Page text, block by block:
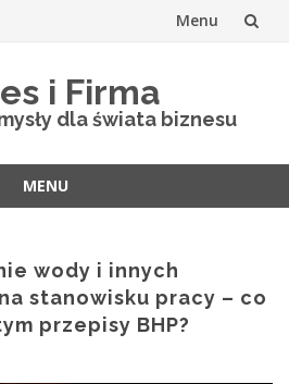
Menu
i Firma
dla świata biznesu
MENU
wody i innych
stanowisku pracy – co
przepisy BHP?